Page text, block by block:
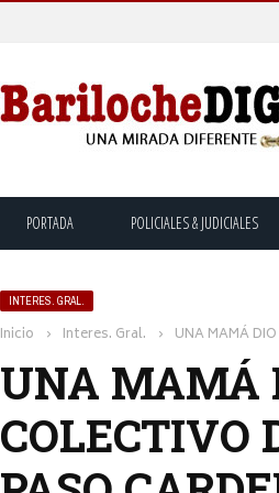
PORTADA POLICIALES & JUDICIALES
INTERES. GRAL.
Inicio › Interes. Gral. › UNA MAMÁ
UNA MAMÁ
COLECTIVO